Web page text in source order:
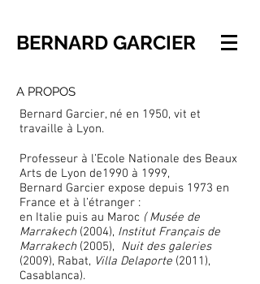
BERNARD GARCIER
A PROPOS
Bernard Garcier, né en 1950, vit et
travaille à Lyon.
Professeur à l’Ecole Nationale des Beaux
Arts de Lyon de1990 à 1999,
Bernard Garcier expose depuis 1973 en
France et à l’étranger :
en Italie puis au Maroc ( Musée de
Marrakech (2004), Institut Français de
Marrakech (2005), Nuit des galeries
(2009), Rabat, Villa Delaporte (2011),
Casablanca).